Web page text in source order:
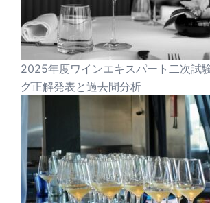
2025年度ワインエキスパート二次試
グ正解発表と過去問分析